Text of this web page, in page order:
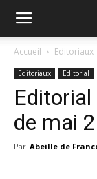
Accueil Editoriaux
Editoriaux Editorial
Editorial
de mai
Par Abeille de